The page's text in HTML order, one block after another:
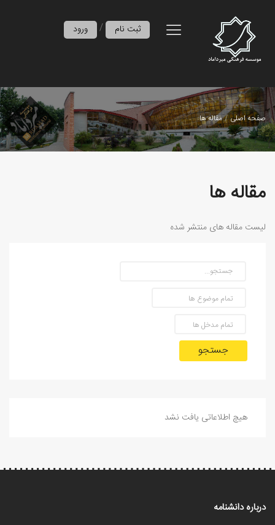
ورود / ثبت نام
صفحه اصلی مقاله ها
مقاله ها
لیست مقاله های منتشر شده
جستجو
هیچ اطلاعاتی یافت نشد
درباره دانشنامه